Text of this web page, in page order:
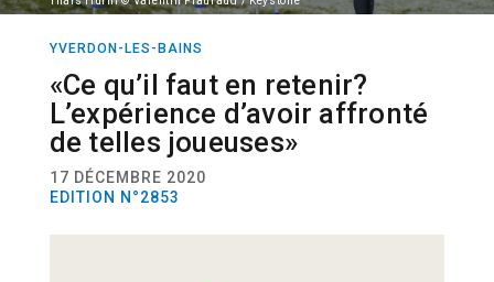
YVERDON-LES-BAINS
«Ce qu’il faut en retenir?
L’expérience d’avoir affronté
de telles joueuses»
17 DÉCEMBRE 2020
EDITION N°2853